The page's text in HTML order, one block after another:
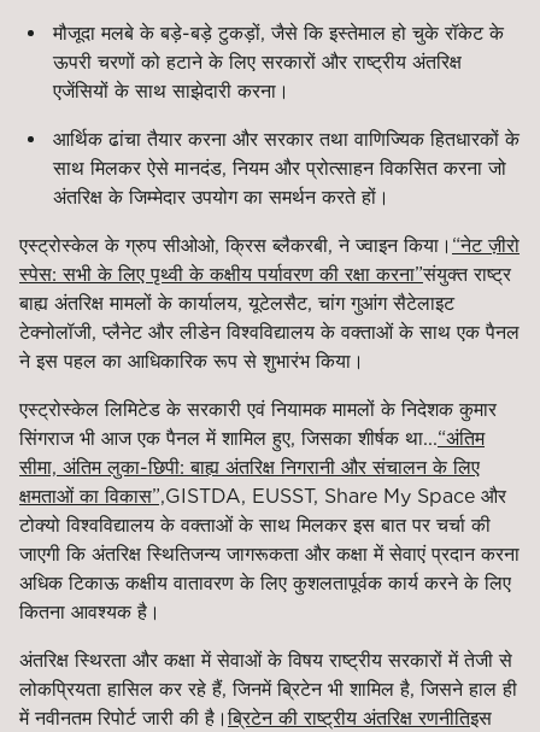
मौजूदा मलबे के बड़े-बड़े टुकड़ों, जैसे कि इस्तेमाल हो चुके रॉकेट के
ऊपरी चरणों को हटाने के लिए सरकारों और राष्ट्रीय अंतरिक्ष
एजेंसियों के साथ साझेदारी करना।
आर्थिक ढांचा तैयार करना और सरकार तथा वाणिज्यिक हितधारकों के
साथ मिलकर ऐसे मानदंड, नियम और प्रोत्साहन विकसित करना जो
अंतरिक्ष के जिम्मेदार उपयोग का समर्थन करते हों।
एस्ट्रोस्केल के ग्रुप सीओओ, क्रिस ब्लैकरबी, ने ज्वाइन किया। “नेट ज़ीरो
स्पेस: सभी के लिए पृथ्वी के कक्षीय पर्यावरण की रक्षा करना”संयुक्त राष्ट्र
बाह्य अंतरिक्ष मामलों के कार्यालय, यूटेलसैट, चांग गुआंग सैटेलाइट
टेक्नोलॉजी, प्लैनेट और लीडेन विश्वविद्यालय के वक्ताओं के साथ एक पैनल
ने इस पहल का आधिकारिक रूप से शुभारंभ किया।
एस्ट्रोस्केल लिमिटेड के सरकारी एवं नियामक मामलों के निदेशक कुमार
सिंगराज भी आज एक पैनल में शामिल हुए, जिसका शीर्षक था...“अंतिम
सीमा, अंतिम लुका-छिपी: बाह्य अंतरिक्ष निगरानी और संचालन के लिए
क्षमताओं का विकास”,GISTDA, EUSST, Share My Space और
टोक्यो विश्वविद्यालय के वक्ताओं के साथ मिलकर इस बात पर चर्चा की
जाएगी कि अंतरिक्ष स्थितिजन्य जागरूकता और कक्षा में सेवाएं प्रदान करना
अधिक टिकाऊ कक्षीय वातावरण के लिए कुशलतापूर्वक कार्य करने के लिए
कितना आवश्यक है।
अंतरिक्ष स्थिरता और कक्षा में सेवाओं के विषय राष्ट्रीय सरकारों में तेजी से
लोकप्रियता हासिल कर रहे हैं, जिनमें ब्रिटेन भी शामिल है, जिसने हाल ही
में नवीनतम रिपोर्ट जारी की है।ब्रिटेन की राष्ट्रीय अंतरिक्ष रणनीतिइस